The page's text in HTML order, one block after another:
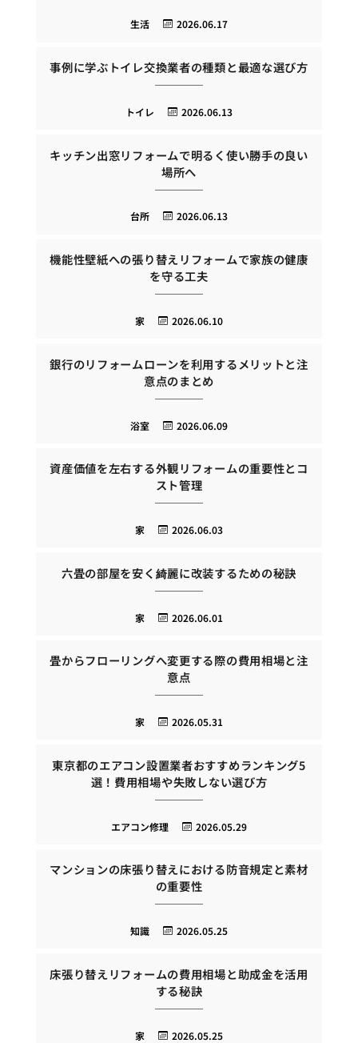
2026.06.17
生活
事例に学ぶトイレ交換業者の種類と最適な選び方
2026.06.13
トイレ
キッチン出窓リフォームで明るく使い勝手の良い
場所へ
2026.06.13
台所
機能性壁紙への張り替えリフォームで家族の健康
を守る工夫
2026.06.10
家
銀行のリフォームローンを利用するメリットと注
意点のまとめ
2026.06.09
浴室
資産価値を左右する外観リフォームの重要性とコ
スト管理
2026.06.03
家
六畳の部屋を安く綺麗に改装するための秘訣
2026.06.01
家
畳からフローリングへ変更する際の費用相場と注
意点
2026.05.31
家
東京都のエアコン設置業者おすすめランキング5
選！費用相場や失敗しない選び方
2026.05.29
エアコン修理
マンションの床張り替えにおける防音規定と素材
の重要性
2026.05.25
知識
床張り替えリフォームの費用相場と助成金を活用
する秘訣
2026.05.25
家